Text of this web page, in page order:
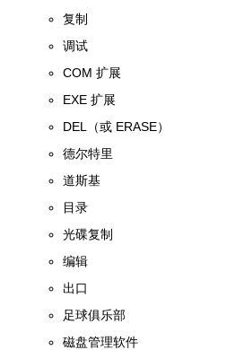
复制
调试
COM 扩展
EXE 扩展
DEL（或 ERASE）
德尔特里
道斯基
目录
光碟复制
编辑
出口
足球俱乐部
磁盘管理软件